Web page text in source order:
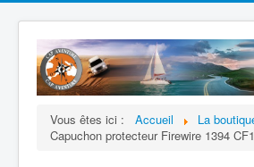
Vous êtes ici : Accueil
La
Capuchon protecteur Firewire 1394